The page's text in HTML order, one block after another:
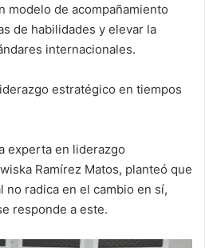
modelo de acompañamiento
de habilidades y elevar la
internacionales.
estratégico en tiempos
experta en liderazgo
Ramírez Matos, planteó que
radica en el cambio en sí,
responde a este.